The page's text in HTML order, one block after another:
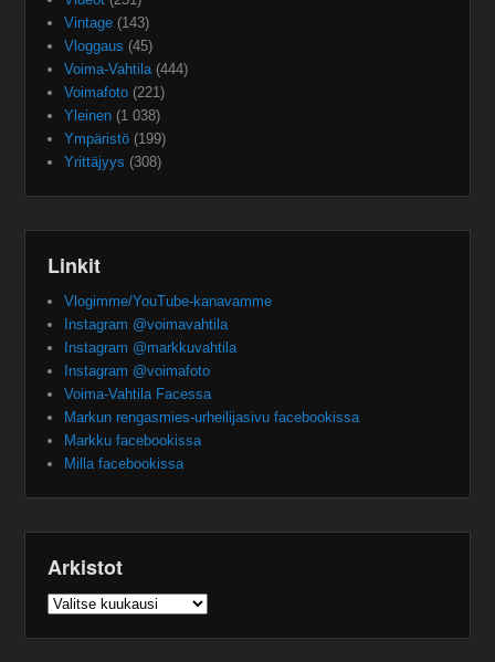
Vintage (143)
Vloggaus (45)
Voima-Vahtila(444)
Voimafoto (221)
Yleinen (1 038)
Ympäristö (199)
Yrittäjyys (308)
Linkit
Vlogimme/YouTube-kanavamme
Instagram @voimavahtila
Instagram @markkuvahtila
Instagram @voimafoto
Voima-Vahtila Facessa
Markun rengasmies-urheilijasivu facebookissa
Markku facebookissa
Milla facebookissa
Arkistot
Arkistot